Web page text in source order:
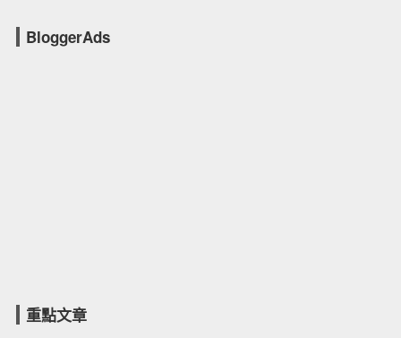
BloggerAds
重點文章